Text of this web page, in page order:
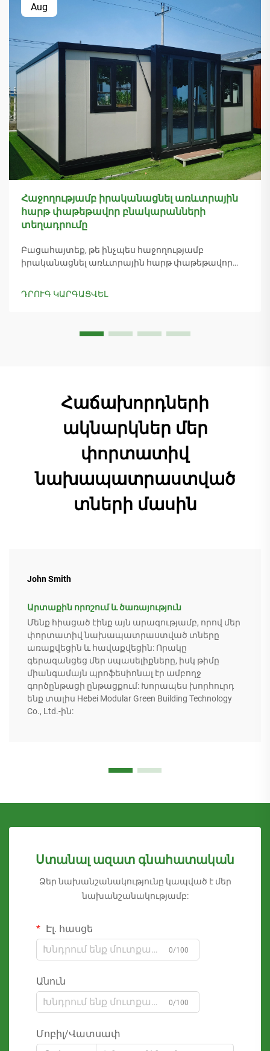
Aug
Հաջողությամբ իրականացնել առևտրային
հարթ փաթեթավոր բնակարանների
տեղադրումը
Բացահայտեք, թե ինչպես հաջողությամբ
իրականացնել առևտրային հարթ փաթեթավոր
հաստատուն լուծումները արագություն,
ԴՐՈՒԳ ԿԱՐԳԱՑՎԵԼ
Հաճախորդների
ակնարկներ մեր
փորտատիվ
նախապատրաստված
տների մասին
John Smith
Արտաքին որոշում և ծառայություն
Մենք հիացած էինք այն արագությամբ, որով մեր
փորտատիվ նախապատրաստված տները
առաքվեցին և հավաքվեցին: Որակը
գերազանցեց մեր սպասելիքները, իսկ թիմը
միանգամայն պրոֆեսիոնալ էր ամբողջ
գործընթացի ընթացքում: Խորապես խորհուրդ
ենք տալիս Hebei Modular Green Building Technology
Co., Ltd.-ին:
Ստանալ ազատ գնահատական
Ձեր նախանշանակությունը կապված է մեր
նախանշանակությամբ:
Էլ. հասցե
0/100
Անուն
0/100
Մոբիլ/Վատսափ